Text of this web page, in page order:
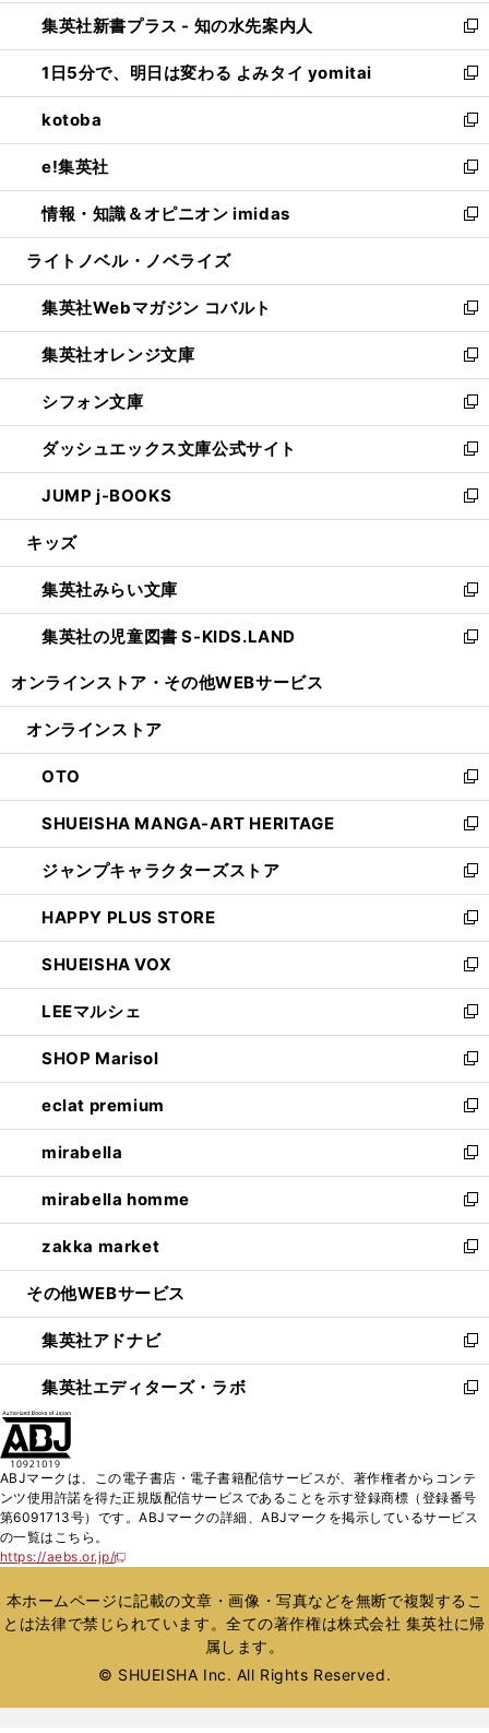
く
ン
ド
ウ
で
開
く
ウ
ィ
ン
ド
ウ
で
開
く
し
い
ウ
ィ
ン
ド
ウ
で
開
く
集英社新書プラス - 知の水先案内人
新
し
い
ウ
ィ
ン
ド
ウ
で
開
1日5分で、明日は変わる よみタイ yomitai
新
し
い
ウ
ィ
ン
ド
ウ
開
く
kotoba
新
し
い
ウ
ィ
ン
ウ
で
開
く
e!集英社
新
し
い
ウ
ン
ド
ウ
で
開
く
情報・知識＆オピニオン imidas
新
し
ウ
ィ
ン
ド
ウ
で
開
く
ライトノベル・ノベライズ
集英社Webマガジン コバルト
新
し
い
ウ
ィ
ン
ド
ウ
で
開
集英社オレンジ文庫
新
し
い
ウ
ィ
ン
ド
ウ
開
く
シフォン文庫
新
し
い
ウ
ィ
ン
ウ
で
開
く
ダッシュエックス文庫公式サイト
新
し
い
ウ
ン
ド
ウ
で
JUMP j-BOOKS
新
し
ウ
ィ
ン
ド
開
キッズ
集英社みらい文庫
新
し
い
ン
ウ
で
開
く
集英社の児童図書 S-KIDS.LAND
新
ウ
ン
ド
ウ
で
開
く
オンラインストア・ その他WEBサービス
オンラインストア
OTO
新
し
い
ウ
ィ
ン
ド
ウ
で
開
く
SHUEISHA MANGA-ART HERITAGE
新
し
い
ウ
ィ
ン
ド
ウ
で
開
く
ジャンプキャラクターズストア
新
し
い
ウ
ィ
ン
ド
ウ
で
開
く
HAPPY PLUS STORE
新
し
い
ウ
ィ
ン
ド
ウ
で
開
く
SHUEISHA VOX
新
し
い
ウ
ィ
ン
ド
ウ
で
開
く
LEEマルシェ
新
し
い
ウ
ィ
ン
ド
ウ
で
開
く
SHOP Marisol
新
し
い
ウ
ィ
ン
ド
ウ
で
開
eclat premium
新
し
い
ウ
ィ
ン
ド
ウ
開
く
mirabella
新
し
い
ウ
ィ
ン
ウ
で
開
く
mirabella homme
新
し
い
ウ
ン
ド
ウ
で
zakka market
新
し
ウ
ィ
ン
ド
く
その他WEBサービス
集英社アドナビ
新
し
い
ド
ウ
で
集英社エディターズ・ラボ
新
ィ
ン
ド
開
く
ABJマークは、この電子書店・電子書籍配信サービスが、著作権者からコンテ
ンツ使用許諾を得た正規版配信サービスであることを示す登録商標（登録番号
第6091713号）です。ABJマークの詳細、ABJマークを掲示しているサービス
の一覧はこちら。
https://aebs.or.jp/
新
い
ウ
ィ
ウ
本ホームページに記載の文章・画像・写真などを無断で複製するこ
とは法律で禁じられています。全ての著作権は株式会社 集英社に帰
属します。
© SHUEISHA Inc. All Rights Reserved.